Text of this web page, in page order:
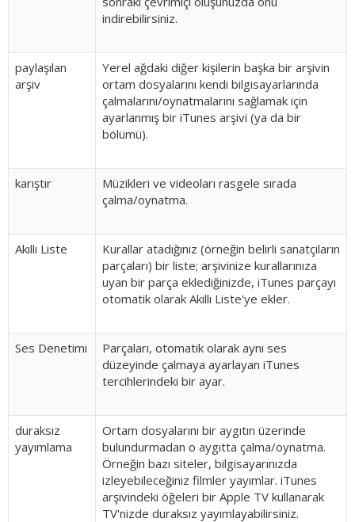
indirebilirsiniz.
paylaşılan
arşiv
Yerel ağdaki diğer kişilerin başka bir arşivin
ortam dosyalarını kendi bilgisayarlarında
çalmalarını/oynatmalarını sağlamak için
ayarlanmış bir iTunes arşivi (ya da bir
bölümü).
karıştır
Müzikleri ve videoları rasgele sırada
çalma/oynatma.
Akıllı Liste
Kurallar atadığınız (örneğin belirli sanatçıların
parçaları) bir liste; arşivinize kurallarınıza
uyan bir parça eklediğinizde, iTunes parçayı
otomatik olarak Akıllı Liste'ye ekler.
Ses Denetimi
Parçaları, otomatik olarak aynı ses
düzeyinde çalmaya ayarlayan iTunes
tercihlerindeki bir ayar.
duraksız
yayımlama
Ortam dosyalarını bir aygıtın üzerinde
bulundurmadan o aygıtta çalma/oynatma.
Örneğin bazı siteler, bilgisayarınızda
izleyebileceğiniz filmler yayımlar. iTunes
arşivindeki öğeleri bir Apple TV kullanarak
TV'nizde duraksız yayımlayabilirsiniz.